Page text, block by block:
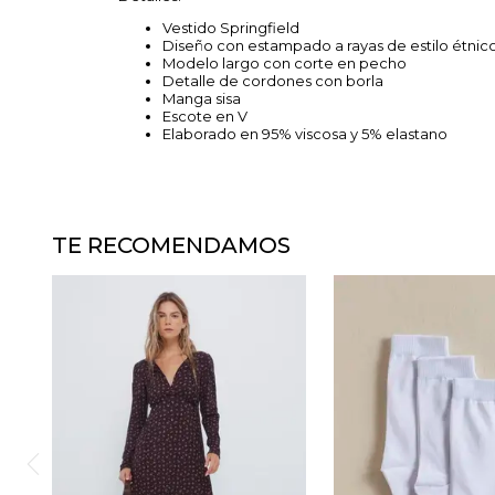
Vestido Springfield
Diseño con estampado a rayas de estilo
Modelo largo con corte en pecho
Detalle de cordones con borla
Manga sisa
Escote en V
Elaborado en 95% viscosa y 5% elastano
TE RECOMENDAMOS